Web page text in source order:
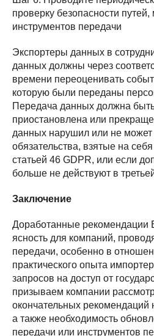
проверку безопасности путей,
инструментов передачи
Экспортеры данных в
данных должны через
времени переоценивать
которую были переданы
Передача данных должна
приостановлена или
данных нарушил или не
обязательства, взятые на
статьей 46 GDPR, или если
больше не действуют в
Заключение
Доработанные рекомендации
ясность для компаний,
передачи, особенно в
практического опыта
запросов на доступ от
призываем компании
окончательных рекомендаций
а также необходимость
передачи или инструментов